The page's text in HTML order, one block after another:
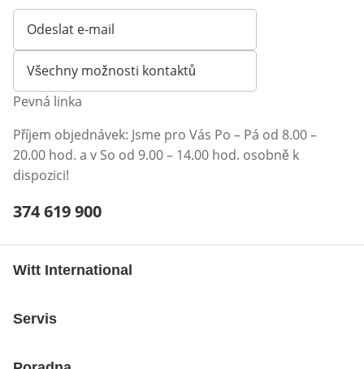
Odeslat e-mail
Otevírá e-mailového klienta
Všechny možnosti kontaktů
Pevná linka
Příjem objednávek: Jsme pro Vás Po – Pá od 8.00 –
20.00 hod. a v So od 9.00 – 14.00 hod. osobně k
dispozici!
Telefonní číslo:
374 619 900
Witt International
Servis